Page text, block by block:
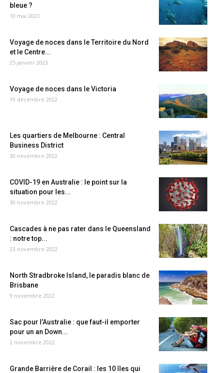
bleue ?
10 mai 2023
Voyage de noces dans le Territoire du Nord
et le Centre...
25 janvier 2023
Voyage de noces dans le Victoria
19 décembre 2022
Les quartiers de Melbourne : Central
Business District
30 novembre 2022
COVID-19 en Australie : le point sur la
situation pour les...
30 novembre 2022
Cascades à ne pas rater dans le Queensland
: notre top...
23 novembre 2022
North Stradbroke Island, le paradis blanc de
Brisbane
9 novembre 2022
Sac pour l’Australie : que faut-il emporter
pour un an Down...
2 novembre 2022
Grande Barrière de Corail : les 10 îles qui